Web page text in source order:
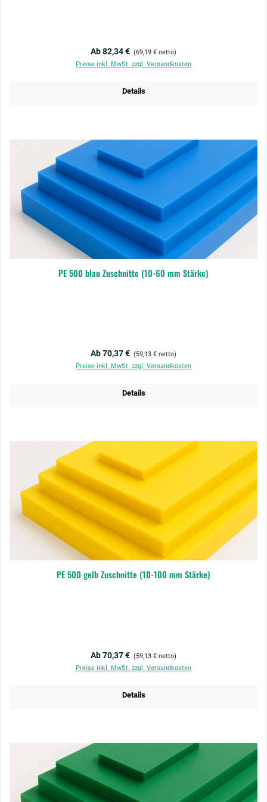
Regulärer Preis:
Ab 82,34 € (69,19 € netto)
Preise inkl. MwSt. zzgl. Versandkosten
Details
PE 500 blau Zuschnitte (10-60 mm Stärke)
Regulärer Preis:
Ab 70,37 € (59,13 € netto)
Preise inkl. MwSt. zzgl. Versandkosten
Details
PE 500 gelb Zuschnitte (10-100 mm Stärke)
Regulärer Preis:
Ab 70,37 € (59,13 € netto)
Preise inkl. MwSt. zzgl. Versandkosten
Details